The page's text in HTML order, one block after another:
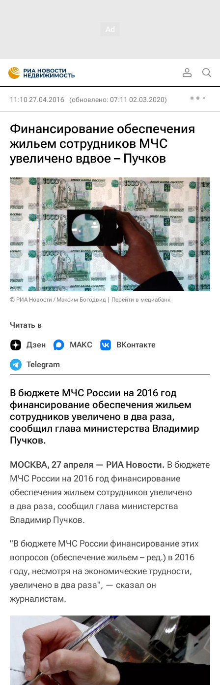
11:10 27.04.2016 (обновлено: 07:11 02.03.2020)
Финансирование обеспечения
жильем сотрудников МЧС
увеличено вдвое – Пучков
© РИА Новости / Максим Богодвид Перейти в медиабанк
Читать в
Дзен МАКС ВКонтакте
Telegram
В бюджете МЧС России на 2016 год
финансирование обеспечения жильем
сотрудников увеличено в два раза,
сообщил глава министерства Владимир
Пучков.
МОСКВА, 27 апреля — РИА Новости. В бюджете
МЧС России на 2016 год финансирование
обеспечения жильем сотрудников увеличено
в два раза, сообщил глава министерства
Владимир Пучков.
"В бюджете МЧС России финансирование этих
вопросов (обеспечение жильем – ред.) в 2016
году, несмотря на экономические трудности,
увеличено в два раза", — сказал он
журналистам.